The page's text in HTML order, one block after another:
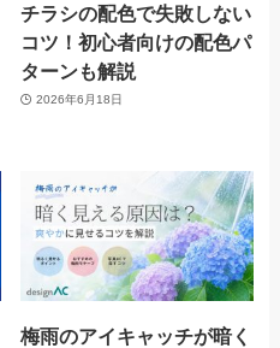
チラシの配色で失敗しない
コツ！初心者向けの配色パ
ターンも解説
2026年6月18日
梅雨のアイキャッチが暗く